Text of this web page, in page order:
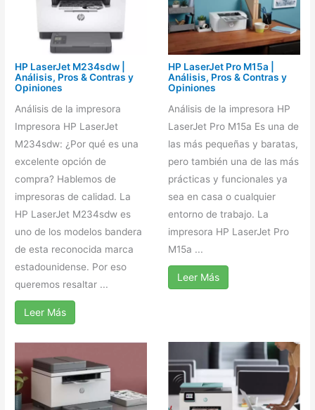
HP LaserJet M234sdw |
Análisis, Pros & Contras y
Opiniones
Análisis de la impresora
Impresora HP LaserJet
M234sdw: ¿Por qué es una
excelente opción de
compra? Hablemos de
impresoras de calidad. La
HP LaserJet M234sdw es
uno de los modelos bandera
de esta reconocida marca
estadounidense. Por eso
queremos resaltar ...
Leer Más
HP LaserJet Pro M15a |
Análisis, Pros & Contras y
Opiniones
Análisis de la impresora HP
LaserJet Pro M15a Es una de
las más pequeñas y baratas,
pero también una de las más
prácticas y funcionales ya
sea en casa o cualquier
entorno de trabajo. La
impresora HP LaserJet Pro
M15a ...
Leer Más